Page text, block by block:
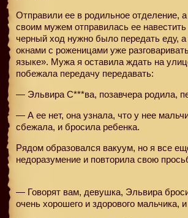
Отправили ее в родильное отделение,
своим мужем отправилась ее
черный ход нужно было передать еду,
окнами с роженицами уже
языке». Мужа я оставила ждать на
побежала передачу передавать:
— Эльвира С***ва, позавчера родила,
— А ее нет, она узнала, что у нее
сбежала, и бросила ребенка.
Рядом образовался вакуум, но я все
недоразумение и повторила свою
— Говорят вам, девушка, Эльвира
очень хорошего и здорового мальчика,